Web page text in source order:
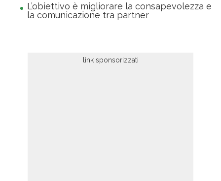
L’obiettivo è migliorare la consapevolezza e
la comunicazione tra partner